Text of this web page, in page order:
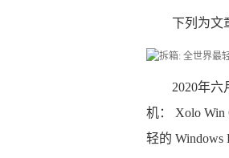
下列为文
2020年六
机： Xolo
轻的 Windows